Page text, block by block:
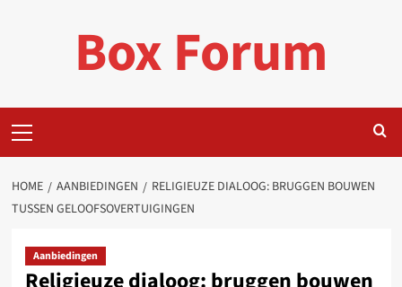
Box Forum
menu
HOME AANBIEDINGEN
RELIGIEUZE DIALOOG: BRUGGEN BOUWEN
TUSSEN GELOOFSOVERTUIGINGEN
Aanbiedingen